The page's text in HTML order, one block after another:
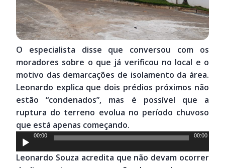
O especialista disse que conversou com os
moradores sobre o que já verificou no local e o
motivo das demarcações de isolamento da área.
Leonardo explica que dois prédios próximos não
estão “condenados”, mas é possível que a
ruptura do terreno evolua no período chuvoso
que está apenas começando.
Tocador
de
áudio
00:00 00:00
Leonardo Souza acredita que não devam ocorrer